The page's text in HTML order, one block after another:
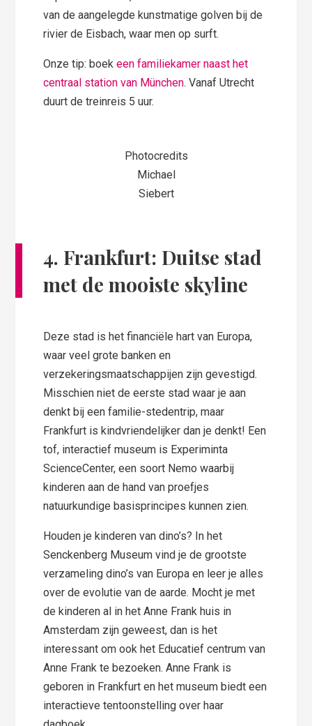
van de aangelegde kunstmatige golven bij de
rivier de Eisbach, waar men op surft.
Onze tip: boekeen familiekamer naast het
centraal station van München. Vanaf Utrecht
duurt de treinreis 5 uur.
Photocredits
Michael
Siebert
4. Frankfurt: Duitse stad
met de mooiste skyline
Deze stad is het financiële hart van Europa,
waar veel grote banken en
verzekeringsmaatschappijen zijn gevestigd.
Misschien niet de eerste stad waar je aan
denkt bij een familie-stedentrip, maar
Frankfurt is kindvriendelijker dan je denkt! Een
tof, interactief museum is Experiminta
ScienceCenter, een soort Nemo waarbij
kinderen aan de hand van proefjes
natuurkundige basisprincipes kunnen zien.
Houden je kinderen van dino’s? In het
Senckenberg Museum vind je de grootste
verzameling dino’s van Europa en leer je alles
over de evolutie van de aarde. Mocht je met
de kinderen al in het Anne Frank huis in
Amsterdam zijn geweest, dan is het
interessant om ook het Educatief centrum van
Anne Frank te bezoeken. Anne Frank is
geboren in Frankfurt en het museum biedt een
interactieve tentoonstelling over haar